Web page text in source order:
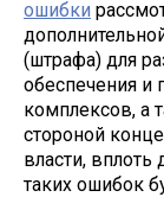
ошибки
(штрафа) для
обеспечения и
комплексов, а
стороной
власти, вплоть
таких ошибок